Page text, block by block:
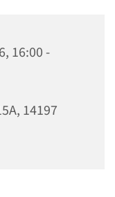
16:00 -
14197